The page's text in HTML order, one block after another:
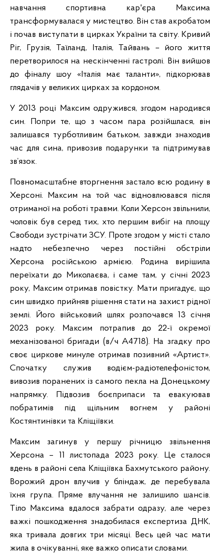
навчання спортивна кар'єра Максима
трансформувалася у мистецтво. Він став акробатом
і почав виступати в цирках України та світу. Кривий
Ріг, Грузія, Таїланд, Італія, Тайвань – його життя
перетворилося на нескінченні гастролі. Він вийшов
до фіналу шоу «Італія має таланти», підкорював
глядачів у великих цирках за кордоном.
У 2013 році Максим одружився, згодом народився
син. Попри те, що з часом пара розійшлася, він
залишався турботливим батьком, завжди знаходив
час для сина, привозив подарунки та підтримував
зв’язок.
Повномасштабне вторгнення застало всю родину в
Херсоні. Максим на той час відновлювався після
отриманої на роботі травми. Коли Херсон звільнили,
чоловік був серед тих, хто першим вибіг на площу
Свободи зустрічати ЗСУ. Проте згодом у місті стало
надто небезпечно через постійні обстріли
Херсона російською армією. Родина вирішила
переїхати до Миколаєва, і саме там, у січні 2023
року, Максим отримав повістку. Мати пригадує, що
син швидко прийняв рішення стати на захист рідної
землі. Його військовий шлях розпочався 13 січня
2023 року. Максим потрапив до 22-ї окремої
механізованої бригади (в/ч А4718). На згадку про
своє циркове минуле отримав позивний «Артист».
Спочатку служив водієм-радіотелефоністом,
вивозив поранених із самого пекла на Донецькому
напрямку. Підвозив боєприпаси та евакуював
побратимів під щільним вогнем у районі
Костянтинівки та Кліщіївки.
Максим загинув у першу річницю звільнення
Херсона – 11 листопада 2023 року. Це сталося
вдень в районі села Кліщіївка Бахмутського району.
Ворожий дрон влучив у бліндаж, де перебувала
їхня група. Пряме влучання не залишило шансів.
Тіло Максима вдалося забрати одразу, але через
важкі пошкодження знадобилася експертиза ДНК,
яка тривала довгих три місяці. Весь цей час мати
жила в очікуванні, яке важко описати словами.